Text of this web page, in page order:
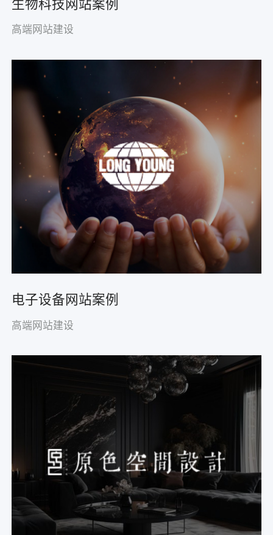
高端网站建设
电子设备网站案例
高端网站建设